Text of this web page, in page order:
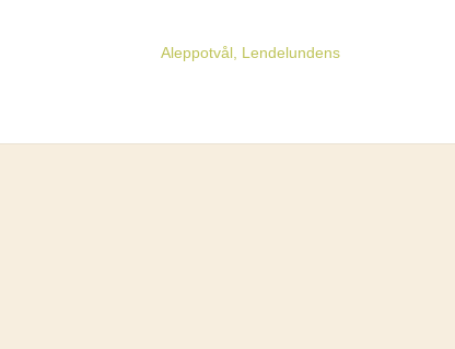
Aleppotvål, Lendelundens